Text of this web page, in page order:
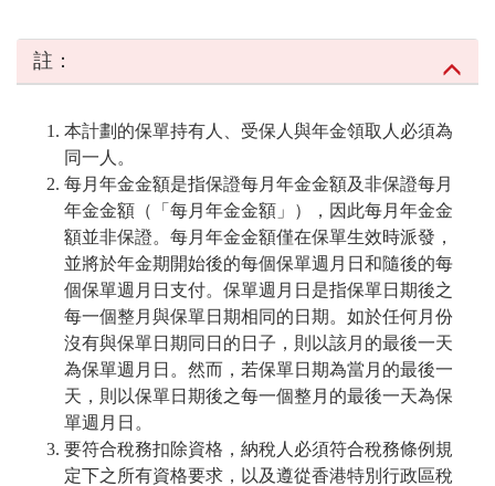
註：
本計劃的保單持有人、受保人與年金領取人必須為
同一人。
每月年金金額是指保證每月年金金額及非保證每月
年金金額（「每月年金金額」），因此每月年金金
額並非保證。每月年金金額僅在保單生效時派發，
並將於年金期開始後的每個保單週月日和隨後的每
個保單週月日支付。保單週月日是指保單日期後之
每一個整月與保單日期相同的日期。如於任何月份
沒有與保單日期同日的日子，則以該月的最後一天
為保單週月日。然而，若保單日期為當月的最後一
天，則以保單日期後之每一個整月的最後一天為保
單週月日。
要符合稅務扣除資格，納稅人必須符合稅務條例規
定下之所有資格要求，以及遵從香港特別行政區稅